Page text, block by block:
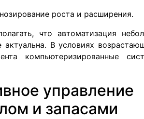
роста и расширения.
что автоматизация
актуальна. В условиях
компьютеризированные
управление
и запасами